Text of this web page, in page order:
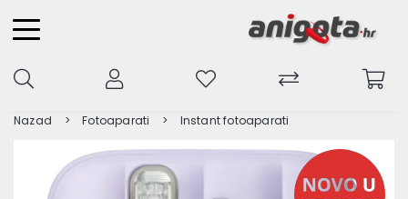
Nazad Fotoaparati Instant fotoaparati